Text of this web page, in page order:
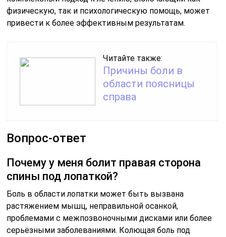
физическую, так и психологическую помощь, может
привести к более эффективным результатам.
Читайте также:
Причины боли в
области поясницы
справа
Вопрос-ответ
Почему у меня болит правая сторона
спины под лопаткой?
Боль в области лопатки может быть вызвана
растяжением мышц, неправильной осанкой,
проблемами с межпозвоночными дисками или более
серьёзными заболеваниями. Колющая боль под